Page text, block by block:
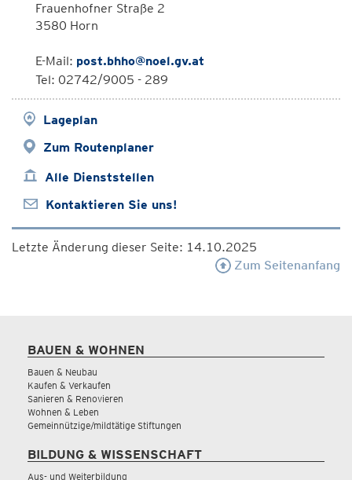
Frauenhofner Straße 2
3580 Horn
E-Mail: post.bhho@noel.gv.at
Tel: 02742/9005 - 289
Lageplan
Zum Routenplaner
Alle Dienststellen
Kontaktieren Sie uns!
Letzte Änderung dieser Seite: 14.10.2025
Zum Seitenanfang
BAUEN & WOHNEN
Bauen & Neubau
Kaufen & Verkaufen
Sanieren & Renovieren
Wohnen & Leben
Gemeinnützige/mildtätige Stiftungen
BILDUNG & WISSENSCHAFT
Aus- und Weiterbildung